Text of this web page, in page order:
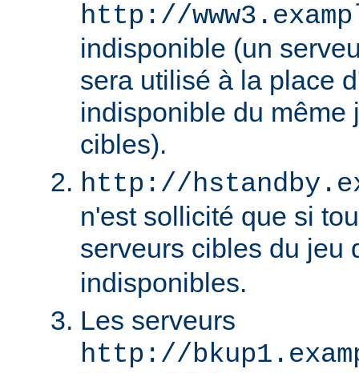
http://
indisponible (un
sera utilisé à la place
indisponible du même
cibles).
http://
n'est sollicité que si
serveurs cibles du jeu
indisponibles.
Les serveurs
http://